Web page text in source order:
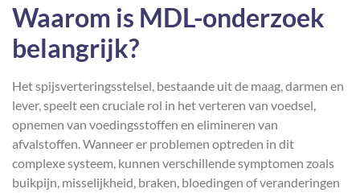
Waarom is MDL-onderzoek
belangrijk?
Het spijsverteringsstelsel, bestaande uit de maag, darmen en
lever, speelt een cruciale rol in het verteren van voedsel,
opnemen van voedingsstoffen en elimineren van
afvalstoffen. Wanneer er problemen optreden in dit
complexe systeem, kunnen verschillende symptomen zoals
buikpijn, misselijkheid, braken, bloedingen of veranderingen